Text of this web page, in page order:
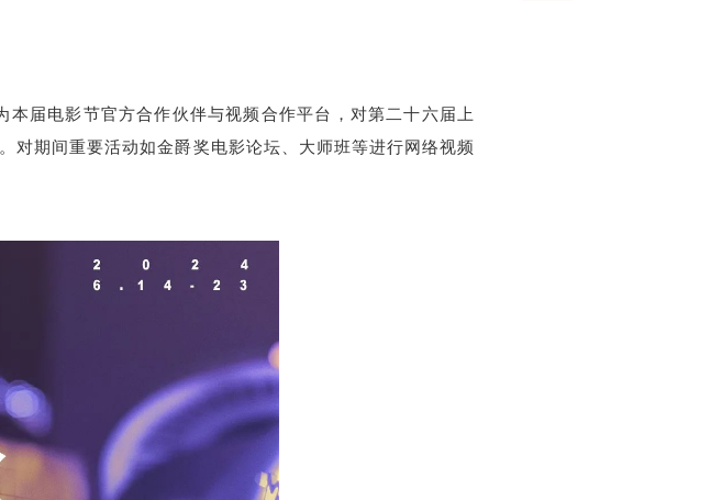
届电影节官方合作伙伴与视频合作平台，对第二十六届上
对期间重要活动如金爵奖电影论坛 大师班等进行网络视频